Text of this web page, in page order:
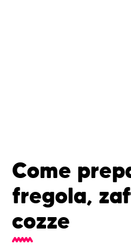
Come
fregola,
cozze